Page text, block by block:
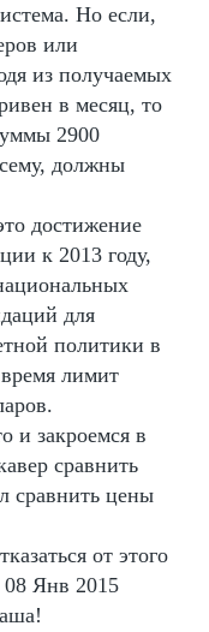
Но если,
или
из получаемых
в месяц, то
2900
должны
достижение
к 2013 году,
для
политики в
лимит
и закроемся в
сравнить
сравнить цены
от этого
Янв 2015